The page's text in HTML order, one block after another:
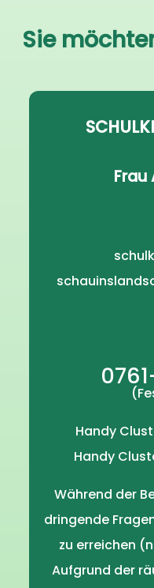
Sie
Frau
Handy
Handy
Während der
dringende
zu erreichen
Aufgrund der